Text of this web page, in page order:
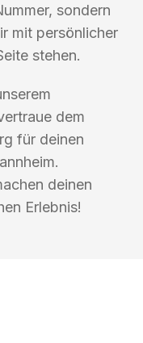
sondern
mit persönlicher
stehen.
dem
für deinen
deinen
Erlebnis!